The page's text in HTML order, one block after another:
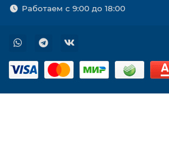
Работаем с 9:00 до 18:00